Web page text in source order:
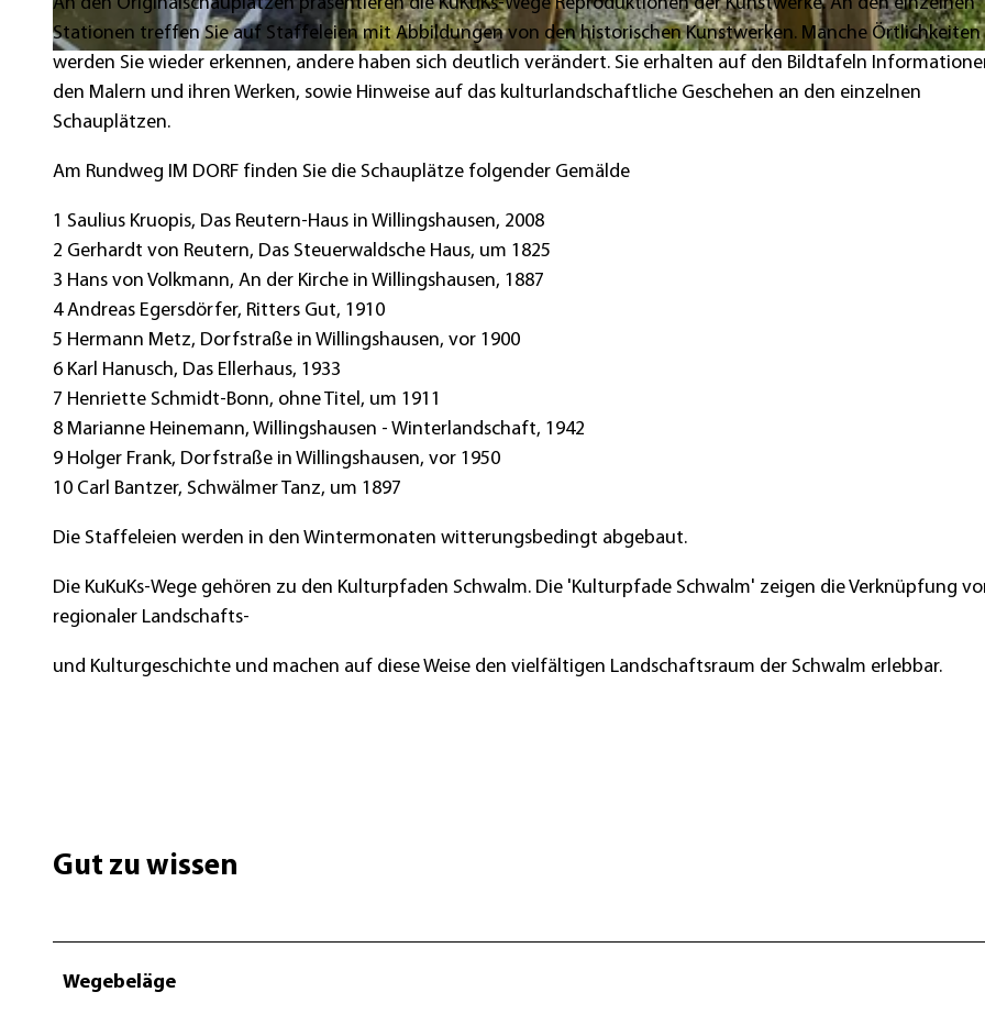
© Jürgen Gemmerich |CC-BY-SA
Stationen treffen Sie auf Staffeleien mit Abbildungen von den historischen Kunstwerken. Manche Örtlichkeiten
werden Sie wieder erkennen, andere haben sich deutlich verändert. Sie erhalten auf den Bildtafeln
den Malern und ihren Werken, sowie Hinweise auf das kulturlandschaftliche Geschehen an den einzelnen
Schauplätzen.
Am Rundweg IM DORF finden Sie die Schauplätze folgender Gemälde
1 Saulius Kruopis, Das Reutern-Haus in Willingshausen, 2008
2 Gerhardt von Reutern, Das Steuerwaldsche Haus, um 1825
3 Hans von Volkmann, An der Kirche in Willingshausen, 1887
4 Andreas Egersdörfer, Ritters Gut, 1910
5 Hermann Metz, Dorfstraße in Willingshausen, vor 1900
6 Karl Hanusch, Das Ellerhaus, 1933
7 Henriette Schmidt-Bonn, ohne Titel, um 1911
8 Marianne Heinemann, Willingshausen - Winterlandschaft, 1942
9 Holger Frank, Dorfstraße in Willingshausen, vor 1950
10 Carl Bantzer, Schwälmer Tanz, um 1897
Die Staffeleien werden in den Wintermonaten witterungsbedingt abgebaut.
Die KuKuKs-Wege gehören zu den Kulturpfaden Schwalm. Die 'Kulturpfade Schwalm' zeigen die Verknüpfung
regionaler Landschafts-
und Kulturgeschichte und machen auf diese Weise den vielfältigen Landschaftsraum der Schwalm erlebbar.
Gut zu wissen
Wegebeläge